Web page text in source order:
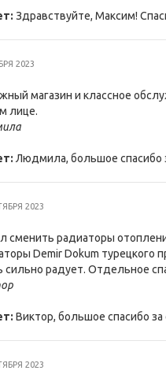
Здравствуйте, Максим!
2023
магазин и классное
лице.
Людмила, большое спасибо
2023
сменить радиаторы
Demir Dokum турецкого
сильно радует. Отдельное
Виктор, большое спасибо
2023